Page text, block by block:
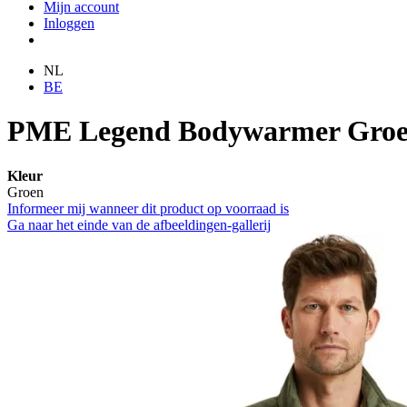
Mijn account
Inloggen
NL
BE
PME Legend Bodywarmer
Kleur
Groen
Informeer mij wanneer dit product op voorraad is
Ga naar het einde van de afbeeldingen-gallerij